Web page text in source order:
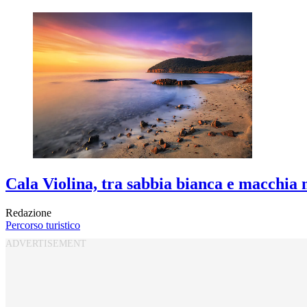
Cala Violina, tra sabbia bianca e macchia
Redazione
Percorso turistico